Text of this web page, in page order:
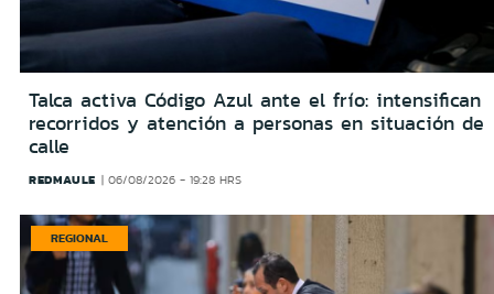
Talca activa Código Azul ante el frío: intensifican
recorridos y atención a personas en situación de
calle
REDMAULE 06/08/2026 - 19:28 HRS
REGIONAL